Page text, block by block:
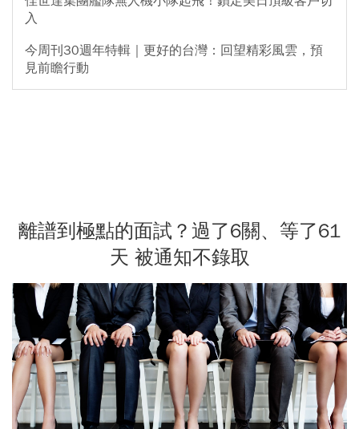
入
今周刊30週年特輯｜更好的台灣：回望精彩風雲，預
見前瞻行動
離譜到極點的面試？過了6關、等了61
天 被通知不錄取